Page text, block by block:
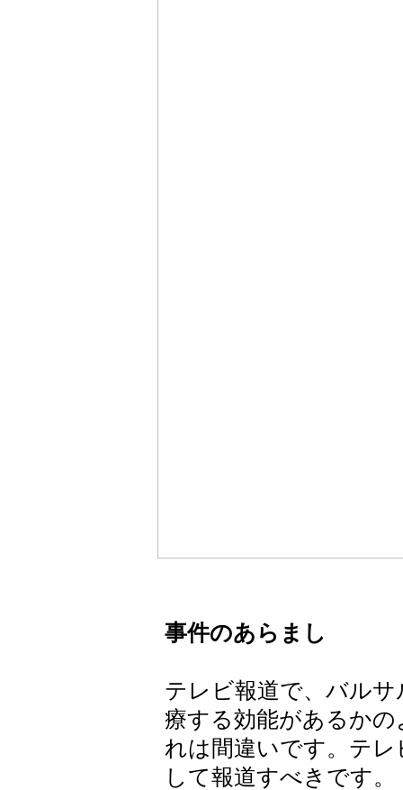
事件のあらまし
テレビ報道で、バル
療する効能があるか
れは間違いです。テ
して報道すべきです。